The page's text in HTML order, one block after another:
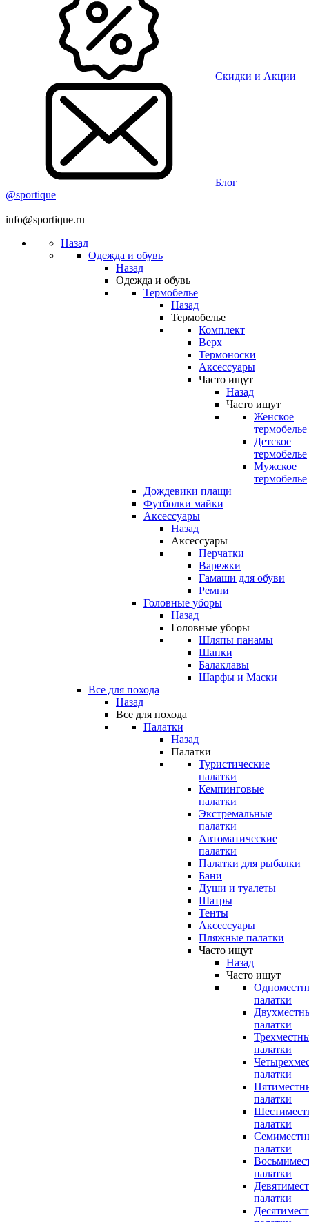
Скидки и Акции
Блог
@sportique
info@sportique.ru
Назад
Одежда и обувь
Назад
Одежда и обувь
Термобелье
Назад
Термобелье
Комплект
Верх
Термоноски
Аксессуары
Часто ищут
Назад
Часто ищут
Женское
термобелье
Детское
термобелье
Мужское
термобелье
Дождевики плащи
Футболки майки
Аксессуары
Назад
Аксессуары
Перчатки
Варежки
Гамаши для обуви
Ремни
Головные уборы
Назад
Головные уборы
Шляпы панамы
Шапки
Балаклавы
Шарфы и Маски
Все для похода
Назад
Все для похода
Палатки
Назад
Палатки
Туристические
палатки
Кемпинговые
палатки
Экстремальные
палатки
Автоматические
палатки
Палатки для рыбалки
Бани
Души и туалеты
Шатры
Тенты
Аксессуары
Пляжные палатки
Часто ищут
Назад
Часто ищут
палатки
палатки
палатки
палатки
палатки
палатки
палатки
палатки
палатки